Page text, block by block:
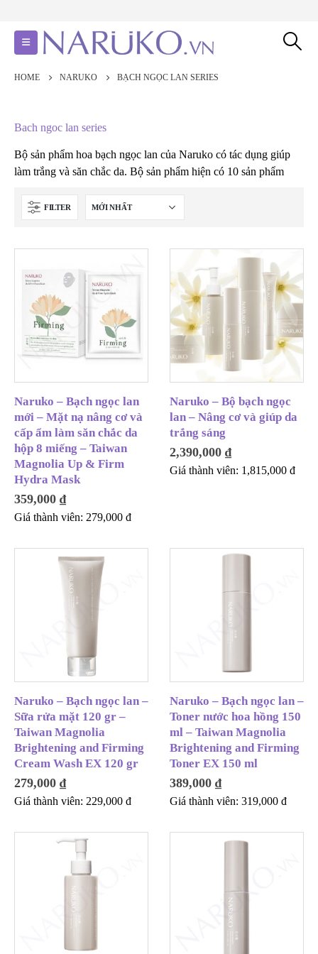
HOME NARUKO BẠCH NGỌC LAN SERIES
Bach ngoc lan series
Bộ sản phẩm hoa bạch ngọc lan của Naruko có tác dụng giúp
làm trắng và săn chắc da. Bộ sản phẩm hiện có 10 sản phẩm
FILTER
Naruko – Bạch ngọc lan
mới – Mặt nạ nâng cơ và
cấp ẩm làm săn chắc da
hộp 8 miếng – Taiwan
Magnolia Up & Firm
Hydra Mask
359,000 ₫
Giá thành viên: 279,000 đ
Naruko – Bộ bạch ngọc
lan – Nâng cơ và giúp da
trắng sáng
2,390,000 ₫
Giá thành viên: 1,815,000 đ
Naruko – Bạch ngọc lan –
Sữa rửa mặt 120 gr –
Taiwan Magnolia
Brightening and Firming
Cream Wash EX 120 gr
279,000 ₫
Giá thành viên: 229,000 đ
Naruko – Bạch ngọc lan –
Toner nước hoa hồng 150
ml – Taiwan Magnolia
Brightening and Firming
Toner EX 150 ml
389,000 ₫
Giá thành viên: 319,000 đ